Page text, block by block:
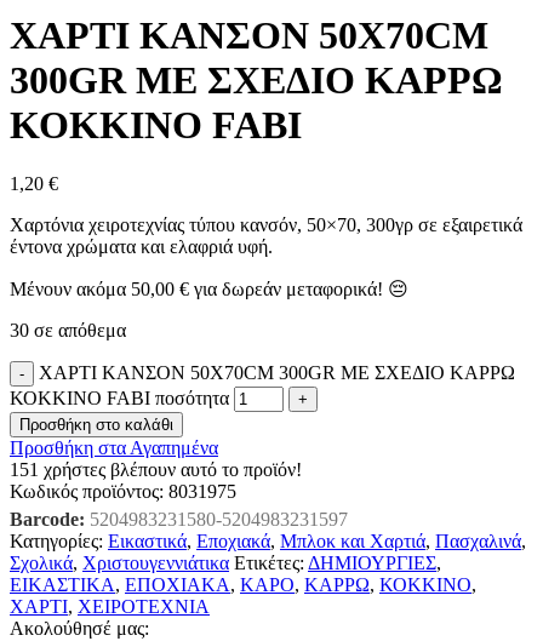
ΧΑΡΤΙ ΚΑΝΣΟΝ 50X70CM
300GR ΜΕ ΣΧΕΔΙΟ ΚΑΡΡΩ
ΚΟΚΚΙΝΟ FABI
1,20 €
Χαρτόνια χειροτεχνίας τύπου κανσόν, 50×70, 300γρ σε εξαιρετικά
έντονα χρώματα και ελαφριά υφή.
Μένουν ακόμα 50,00 € για δωρεάν μεταφορικά! 😔
30 σε απόθεμα
ΧΑΡΤΙ ΚΑΝΣΟΝ 50X70CM 300GR ΜΕ ΣΧΕΔΙΟ ΚΑΡΡΩ
ΚΟΚΚΙΝΟ FABI ποσότητα
Προσθήκη στο καλάθι
Προσθήκη στα Αγαπημένα
151 χρήστες βλέπουν αυτό το προϊόν!
Κωδικός προϊόντος: 8031975
Barcode: 5204983231580-5204983231597
Κατηγορίες: Εικαστικά, Εποχιακά, Μπλοκ και Χαρτιά, Πασχαλινά,
Σχολικά, Χριστουγεννιάτικα Ετικέτες: ΔΗΜΙΟΥΡΓΙΕΣ,
ΕΙΚΑΣΤΙΚΑ, ΕΠΟΧΙΑΚΑ, ΚΑΡΟ, ΚΑΡΡΩ, ΚΟΚΚΙΝΟ,
ΧΑΡΤΙ, ΧΕΙΡΟΤΕΧΝΙΑ
Ακολούθησέ μας: